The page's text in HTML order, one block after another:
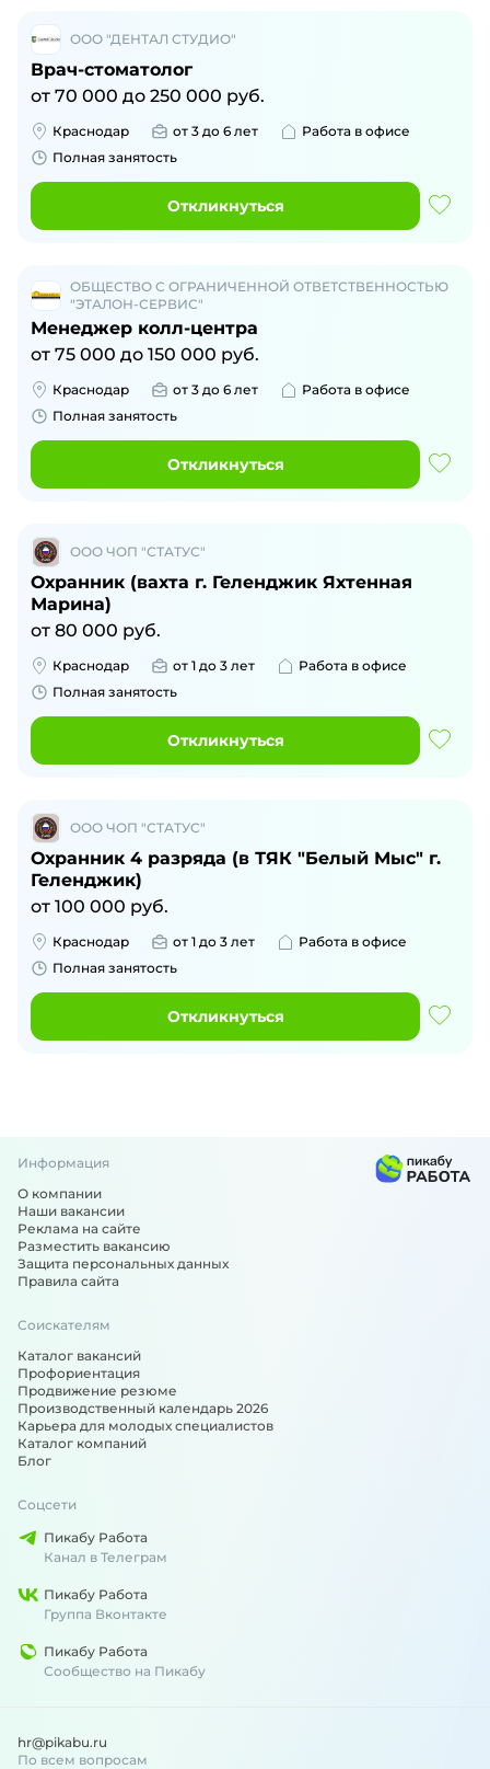
ООО "ДЕНТАЛ СТУДИО"
Врач-стоматолог
от 70 000 до 250 000 руб.
Краснодар от 3 до 6 лет
Работа в офисе
Полная занятость
Откликнуться
ОБЩЕСТВО С ОГРАНИЧЕННОЙ ОТВЕТСТВЕННОСТЬЮ
"ЭТАЛОН-СЕРВИС"
Менеджер колл-центра
от 75 000 до 150 000 руб.
Краснодар от 3 до 6 лет
Работа в офисе
Полная занятость
Откликнуться
ООО ЧОП "СТАТУС"
Охранник (вахта г. Геленджик Яхтенная
Марина)
от 80 000 руб.
Краснодар от 1 до 3 лет
Работа в офисе
Полная занятость
Откликнуться
ООО ЧОП "СТАТУС"
Охранник 4 разряда (в ТЯК "Белый Мыс" г.
Геленджик)
от 100 000 руб.
Краснодар от 1 до 3 лет
Работа в офисе
Полная занятость
Откликнуться
Информация
О компании
Наши вакансии
Реклама на сайте
Разместить вакансию
Защита персональных данных
Правила сайта
Соискателям
Каталог вакансий
Профориентация
Продвижение резюме
Производственный календарь 2026
Карьера для молодых специалистов
Каталог компаний
Блог
Соцсети
Пикабу Работа
Канал в Телеграм
Пикабу Работа
Группа Вконтакте
Пикабу Работа
Сообщество на Пикабу
hr@pikabu.ru
По всем вопросам